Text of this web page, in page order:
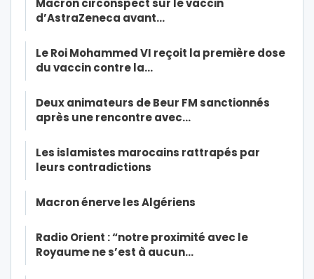
Macron circonspect sur le vaccin
d’AstraZeneca avant…
Le Roi Mohammed VI reçoit la première dose
du vaccin contre la…
Deux animateurs de Beur FM sanctionnés
après une rencontre avec…
Les islamistes marocains rattrapés par
leurs contradictions
Macron énerve les Algériens
Radio Orient : “notre proximité avec le
Royaume ne s’est à aucun…